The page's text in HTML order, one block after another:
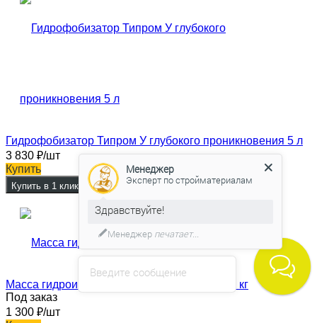
Гидрофобизатор Типром У глубокого проникновения 5 л
3 830 ₽/шт
Купить
Купить в 1 клик
Масса гидроизоляционная Ceresit CR 65 20 кг
Под заказ
1 300 ₽/шт
Введите сообщение
Менеджер
Эксперт по стройматериалам
Здравствуйте!
Менеджер печатает...